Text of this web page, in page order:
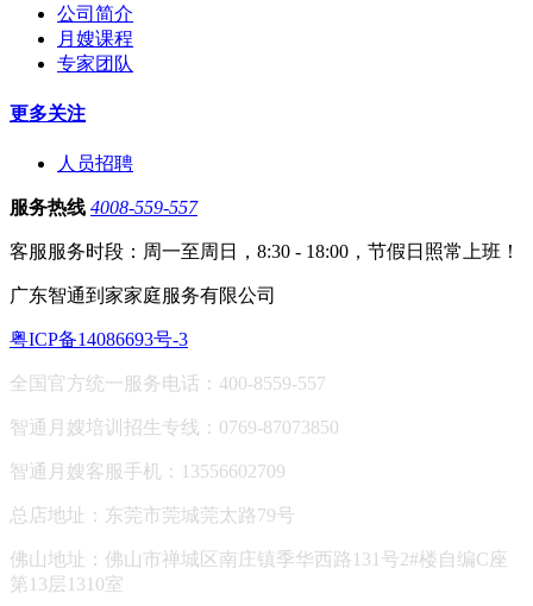
公司简介
月嫂课程
专家团队
更多关注
人员招聘
服务热线 4008-559-557
客服服务时段：周一至周日，8:30 - 18:00，节假日照常上班！
广东智通到家家庭服务有限公司
粤ICP备14086693号-3
全国官方统一服务电话：400-8559-557
智通月嫂培训招生专线：0769-87073850
智通月嫂客服手机：13556602709
总店地址：东莞市莞城莞太路79号
佛山地址： 佛山市禅城区南庄镇季华西路131号2#楼自编C座
第13层1310室